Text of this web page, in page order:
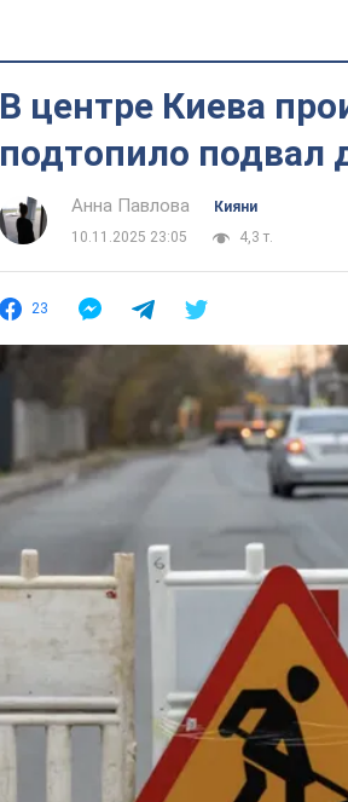
В центре Киева
подтопило подвал
Анна Павлова
Кияни
10.11.2025 23:05
4,3 т.
23